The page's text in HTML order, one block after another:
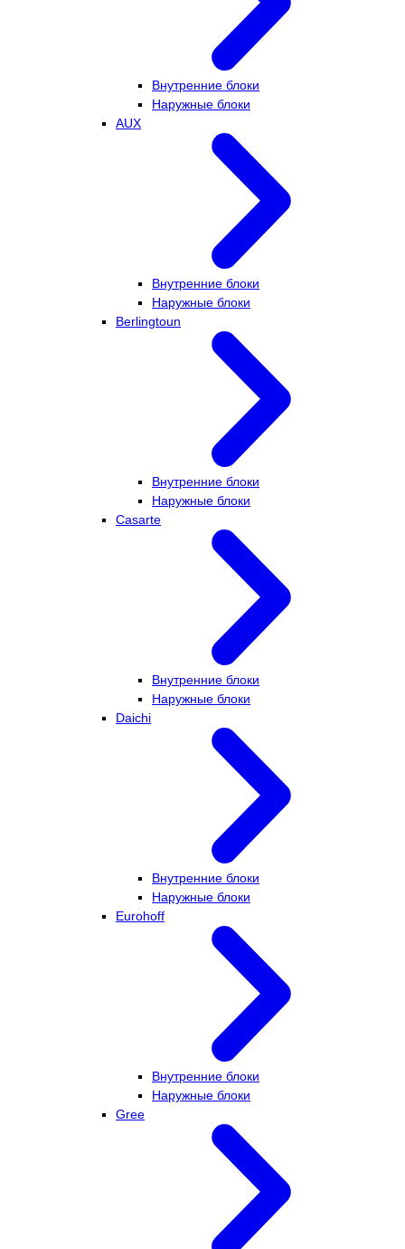
Внутренние блоки
Наружные блоки
AUX
Внутренние блоки
Наружные блоки
Berlingtoun
Внутренние блоки
Наружные блоки
Casarte
Внутренние блоки
Наружные блоки
Daichi
Внутренние блоки
Наружные блоки
Eurohoff
Внутренние блоки
Наружные блоки
Gree